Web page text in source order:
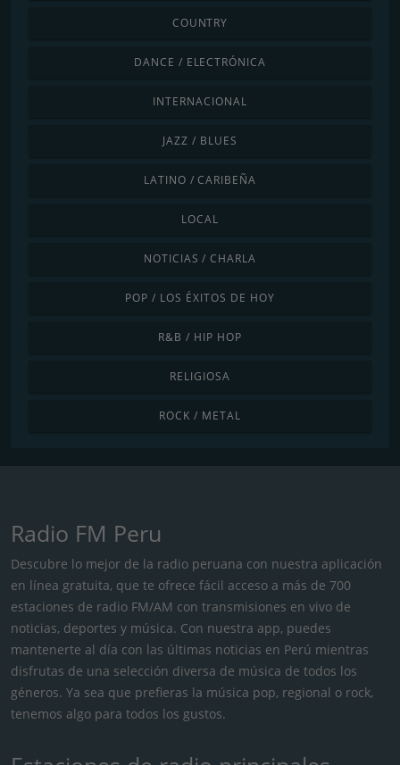
COUNTRY
DANCE / ELECTRÓNICA
INTERNACIONAL
JAZZ / BLUES
LATINO / CARIBEÑA
LOCAL
NOTICIAS / CHARLA
POP / LOS ÉXITOS DE HOY
R&B / HIP HOP
RELIGIOSA
ROCK / METAL
Radio FM Peru
Descubre lo mejor de la radio peruana con nuestra aplicación
en línea gratuita, que te ofrece fácil acceso a más de 700
estaciones de radio FM/AM con transmisiones en vivo de
noticias, deportes y música. Con nuestra app, puedes
mantenerte al día con las últimas noticias en Perú mientras
disfrutas de una selección diversa de música de todos los
géneros. Ya sea que prefieras la música pop, regional o rock,
tenemos algo para todos los gustos.